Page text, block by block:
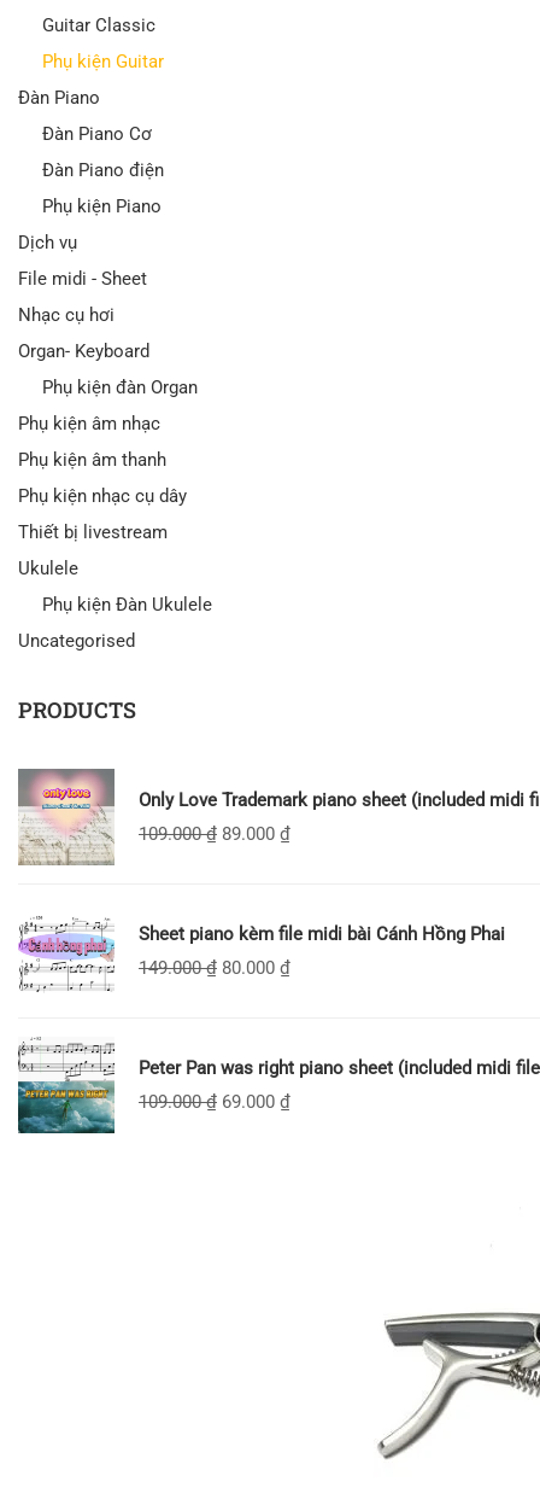
Guitar Classic
Phụ kiện Guitar
Đàn Piano
Đàn Piano Cơ
Đàn Piano điện
Phụ kiện Piano
Dịch vụ
File midi - Sheet
Nhạc cụ hơi
Organ- Keyboard
Phụ kiện đàn Organ
Phụ kiện âm nhạc
Phụ kiện âm thanh
Phụ kiện nhạc cụ dây
Thiết bị livestream
Ukulele
Phụ kiện Đàn Ukulele
Uncategorised
PRODUCTS
Only Love Trademark piano sheet (included midi
109.000₫ 89.000 ₫
Sheet piano kèm file midi bài Cánh Hồng Phai
149.000₫ 80.000 ₫
Peter Pan was right piano sheet (included midi
109.000₫ 69.000 ₫